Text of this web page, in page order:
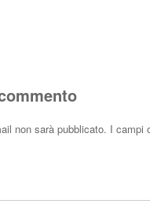
non sarà pubblicato. I campi